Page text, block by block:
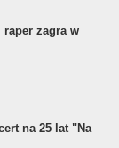
zagra w
na 25 lat "Na